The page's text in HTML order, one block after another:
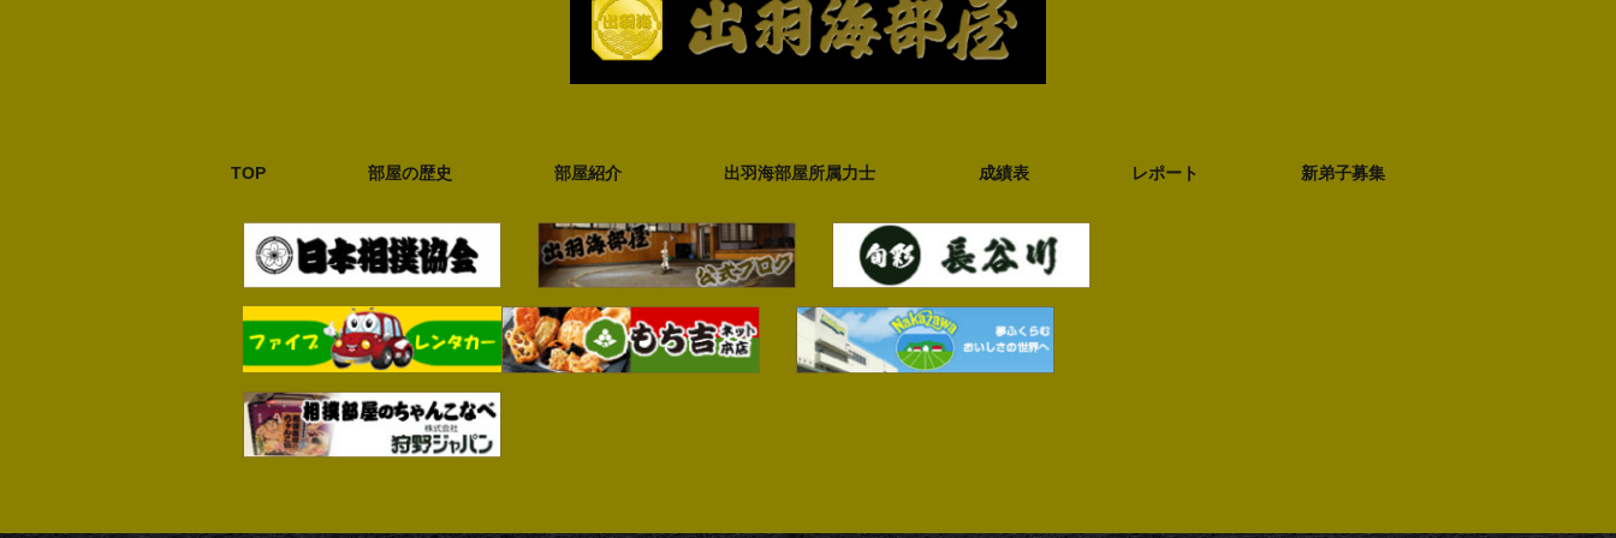
TOP 部屋の歴史 部屋紹介 出羽海部屋所属力士 成績表 レポート 新弟子募集